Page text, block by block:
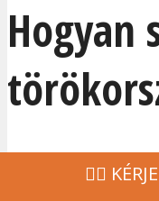
Hogyan
‍👩‍⚕